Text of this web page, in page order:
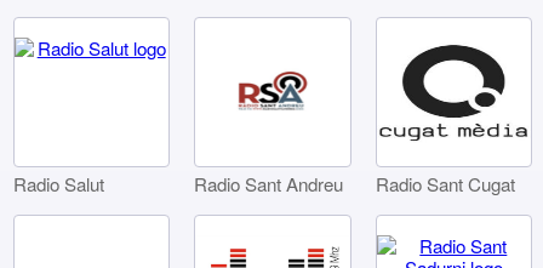
Radio Salut Radio Sant Andreu Radio Sant Cugat